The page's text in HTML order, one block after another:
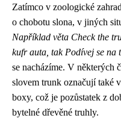
Zatímco v zoologické
o chobotu slona, v jiných
Například věta Check the
kufr auta, tak Podívej se na
se nacházíme. V některých
slovem trunk označují také
boxy, což je pozůstatek z
bytelné dřevěné truhly.